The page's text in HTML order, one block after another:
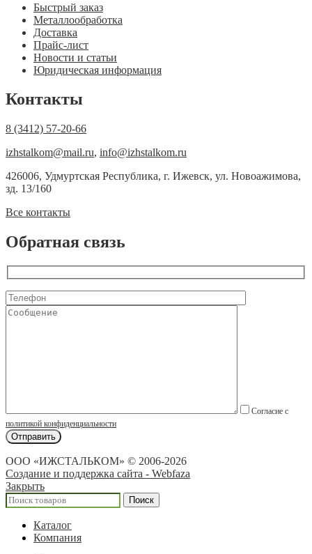
Быстрый заказ
Металлообработка
Доставка
Прайс-лист
Новости и статьи
Юридическая информация
Контакты
8 (3412) 57-20-66
izhstalkom@mail.ru, info@izhstalkom.ru
426006, Удмуртская Республика, г. Ижевск, ул. Новоажимова,
зд. 13/160
Все контакты
Обратная связь
Согласие с
политикой конфиденциальности
ООО «ИЖСТАЛЬКОМ» © 2006-2026
Создание и поддержка сайта - Webfaza
Закрыть
Поиск
Каталог
Компания